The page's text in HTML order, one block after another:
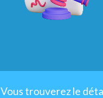
Vous trouverez le